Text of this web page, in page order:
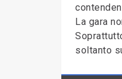
La gara
soltanto